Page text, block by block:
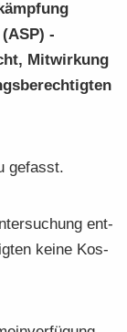
-
Mit­wir­kung
ge­fasst.
ent­
keine Kos­